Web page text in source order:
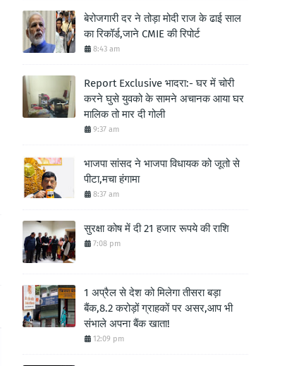
बेरोजगारी दर ने तोड़ा मोदी राज के ढाई साल
का रिकॉर्ड,जाने CMIE की रिपोर्ट
8:43 am
Report Exclusive भादरा:- घर में चोरी
करने घुसे युवको के सामने अचानक आया घर
मालिक तो मार दी गोली
9:37 am
भाजपा सांसद ने भाजपा विधायक को जूतो से
पीटा,मचा हंगामा
8:37 am
सुरक्षा कोष में दी 21 हजार रूपये की राशि
7:08 pm
1 अप्रैल से देश को मिलेगा तीसरा बड़ा
बैंक,8.2 करोड़ों ग्राहकों पर असर,आप भी
संभाले अपना बैंक खाता!
12:09 pm